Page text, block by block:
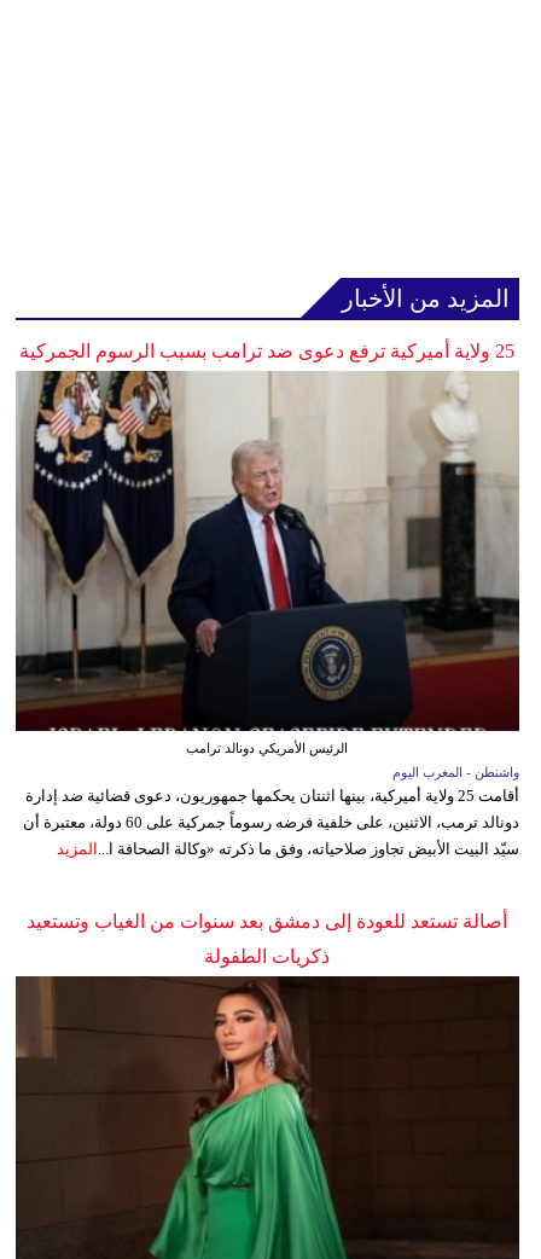
المزيد من الأخبار
25 ولاية أميركية ترفع دعوى ضد ترامب بسبب الرسوم الجمركية
الرئيس الأمريكي دونالد ترامب
واشنطن - المغرب اليوم
أقامت 25 ولاية أميركية، بينها اثنتان يحكمها جمهوريون، دعوى قضائية ضد إدارة
دونالد ترمب، الاثنين، على خلفية فرضه رسوماً جمركية على 60 دولة، معتبرة أن
سيّد البيت الأبيض تجاوز صلاحياته، وفق ما ذكرته «وكالة الصحافة ا... المزيد
أصالة تستعد للعودة إلى دمشق بعد سنوات من الغياب وتستعيد
ذكريات الطفولة